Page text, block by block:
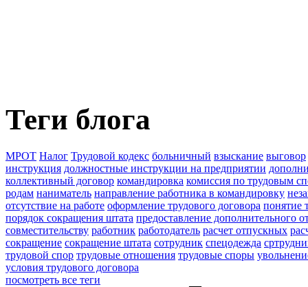
Теги блога
МРОТ Налог Трудовой кодекс больничный взыскание выговор
инструкция должностные инструкции на предприятии
коллективный договор командировка комиссия по трудовым
родам наниматель направление работника в командировку
отсутствие на работе оформление трудового договора понятие
порядок сокращения штата предоставление дополнительного
совместительству работник работодатель расчет отпускных
сокращение сокращение штата сотрудник спецодежда
трудовой спор трудовые отношения трудовые споры
условия трудового договора
посмотреть все теги